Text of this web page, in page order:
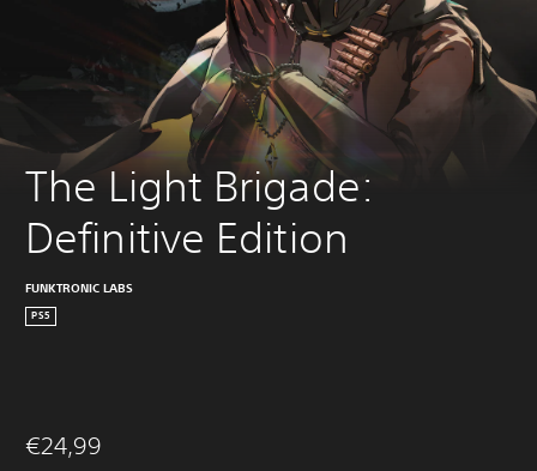
The Light Brigade:
Definitive Edition
FUNKTRONIC LABS
PS5
€24,99